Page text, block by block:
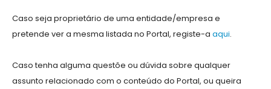
Caso seja proprietário de uma entidade/empresa e
pretende ver a mesma listada no Portal, registe-a aqui.
Caso tenha alguma questõe ou dúvida sobre qualquer
assunto relacionado com o conteúdo do Portal, ou queira